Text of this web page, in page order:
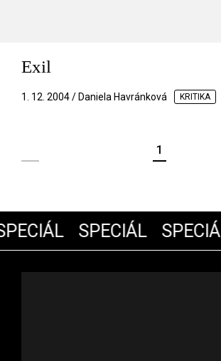
Exil
1. 12. 2004 / Daniela Havránková KRITIKA
1
SPECIÁL SPECIÁL